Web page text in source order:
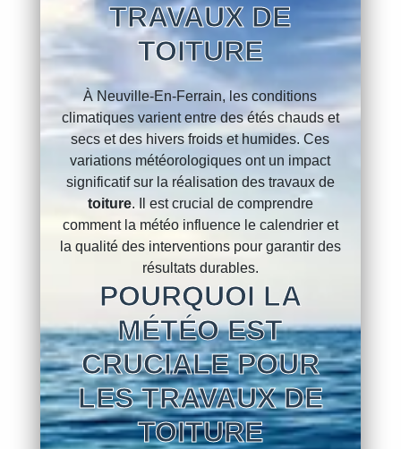
TRAVAUX DE
TOITURE
À Neuville-En-Ferrain, les conditions
climatiques varient entre des étés chauds et
secs et des hivers froids et humides. Ces
variations météorologiques ont un impact
significatif sur la réalisation des travaux de
toiture. Il est crucial de comprendre
comment la météo influence le calendrier et
la qualité des interventions pour garantir des
résultats durables.
POURQUOI LA
MÉTÉO EST
CRUCIALE POUR
LES TRAVAUX DE
TOITURE